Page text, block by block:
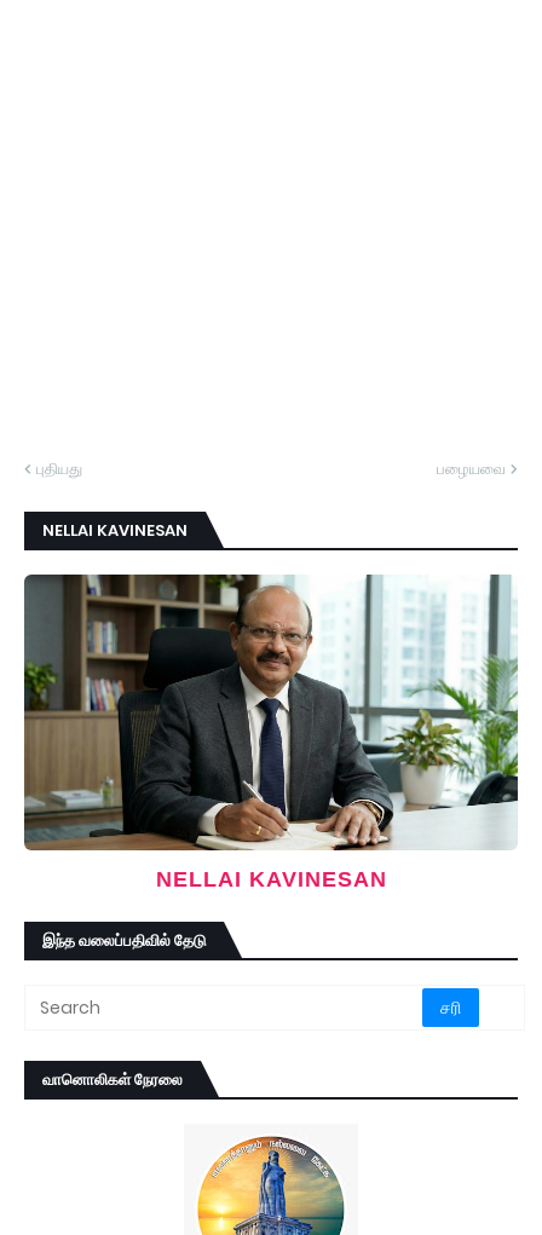
புதியது பழையவை
NELLAI KAVINESAN
NELLAI KAVINESAN
இந்த வலைப்பதிவில் தேடு
வானொலிகள் நேரலை